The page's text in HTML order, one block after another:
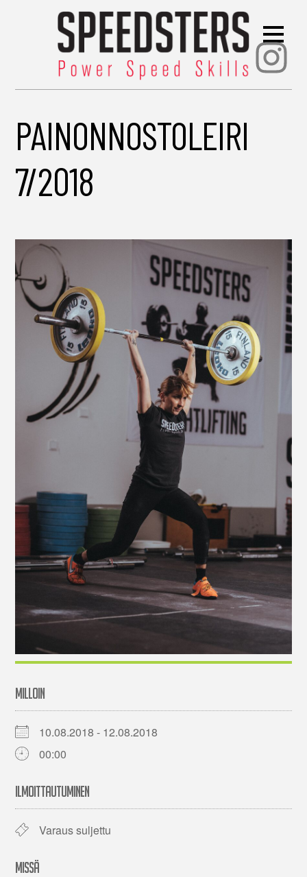
PAINONNOSTOLEIRI
7/2018
MILLOIN
10.08.2018 - 12.08.2018
00:00
ILMOITTAUTUMINEN
Varaus suljettu
MISSÄ